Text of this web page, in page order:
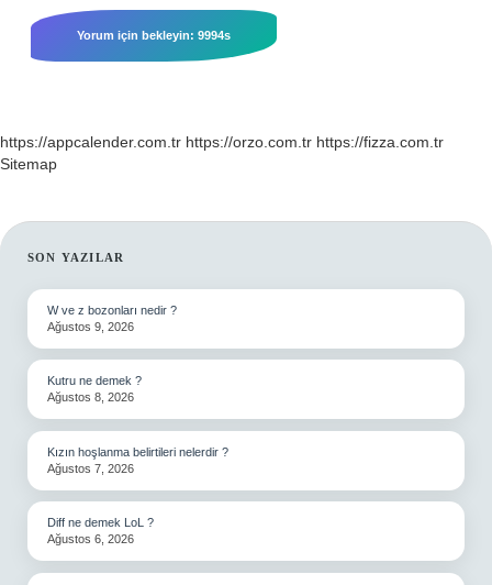
https://appcalender.com.tr https://orzo.com.tr https://fizza.com.tr
Sitemap
SIDEBAR
SON YAZILAR
W ve z bozonları nedir ?
Ağustos 9, 2026
Kutru ne demek ?
Ağustos 8, 2026
Kızın hoşlanma belirtileri nelerdir ?
Ağustos 7, 2026
Diff ne demek LoL ?
Ağustos 6, 2026